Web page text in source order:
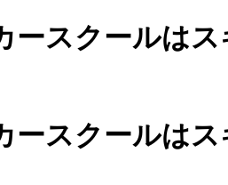
ースクールはス
ースクールはス